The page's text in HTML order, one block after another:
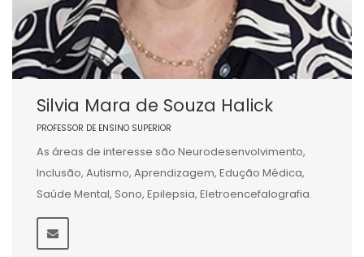
Silvia Mara de Souza Halick
PROFESSOR DE ENSINO SUPERIOR
As áreas de interesse são Neurodesenvolvimento,
Inclusão, Autismo, Aprendizagem, Edução Médica,
Saúde Mental, Sono, Epilepsia, Eletroencefalografia.